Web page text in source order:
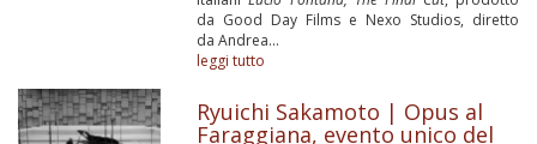
da Good Day Films e Nexo Studios, diretto
da Andrea...
leggi tutto
Ryuichi Sakamoto | Opus al
Faraggiana, evento unico del